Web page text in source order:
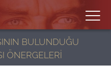
BULUNDUĞU
ÖNERGELERİ